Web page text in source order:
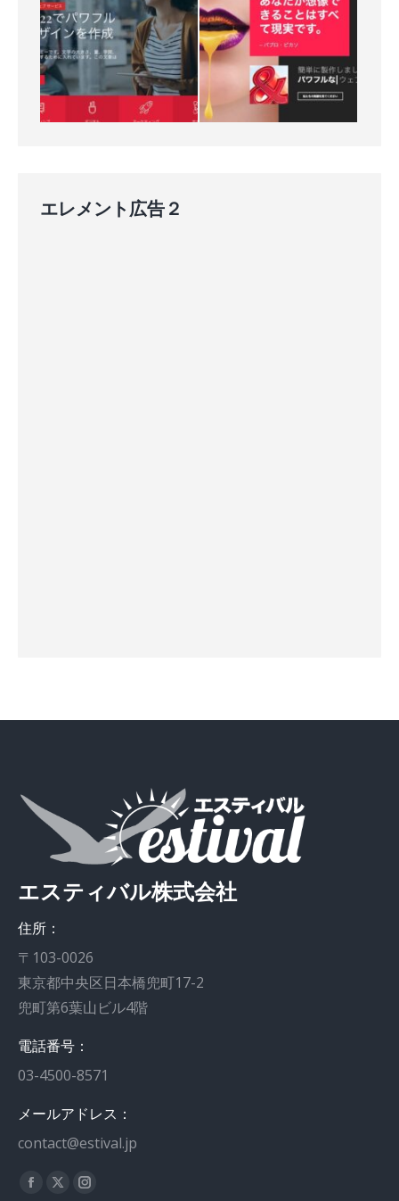
エレメント広告２
エスティバル株式会社
住所：
〒103-0026
東京都中央区日本橋兜町17-2
兜町第6葉山ビル4階
電話番号：
03-4500-8571
メールアドレス：
contact@estival.jp
私達を見つけてください：